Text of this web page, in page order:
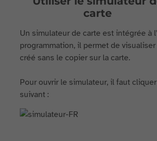
carte
Un simulateur de carte est intégrée à
programmation, il permet de
créé sans le copier sur la carte.
Pour ouvrir le simulateur, il faut
suivant :